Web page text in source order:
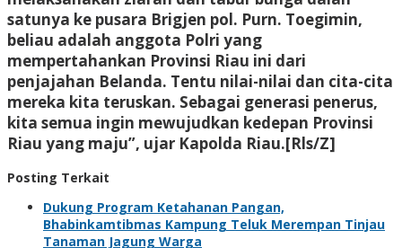
satunya ke pusara Brigjen pol. Purn. Toegimin,
beliau adalah anggota Polri yang
mempertahankan Provinsi Riau ini dari
penjajahan Belanda. Tentu nilai-nilai dan cita-cita
mereka kita teruskan. Sebagai generasi penerus,
kita semua ingin mewujudkan kedepan Provinsi
Riau yang maju”, ujar Kapolda Riau.[Rls/Z]
Posting Terkait
Dukung Program Ketahanan Pangan,
Bhabinkamtibmas Kampung Teluk Merempan Tinjau
Tanaman Jagung Warga